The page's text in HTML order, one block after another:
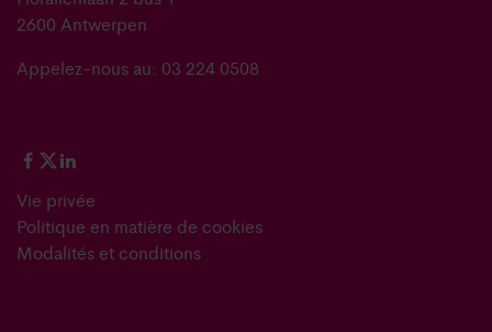
2600 Antwerpen
Appelez-nous au: 03 224 0508
Vie privée
Politique en matière de cookies
Modalités et conditions